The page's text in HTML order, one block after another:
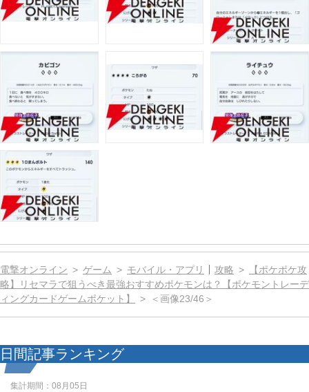
電撃オンライン ゲーム モバイル・アプリ 攻略
【ポケポケ攻
略】リセマラで狙うべき最強おすすめポケモンは？【ポケモントレーデ
ィングカードゲームポケット】
＜画像23/46＞
日間記事ランキング
集計期間： 08月05日